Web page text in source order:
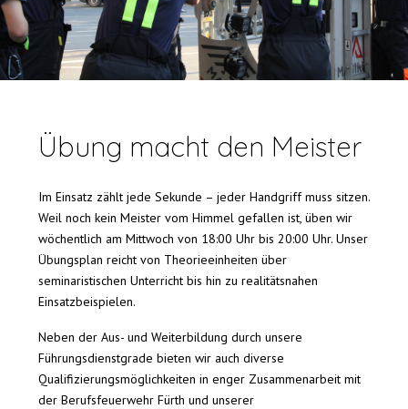
Übung macht den Meister
Im Einsatz zählt jede Sekunde – jeder Handgriff muss sitzen.
Weil noch kein Meister vom Himmel gefallen ist, üben wir
wöchentlich am Mittwoch von 18:00 Uhr bis 20:00 Uhr. Unser
Übungsplan reicht von Theorieeinheiten über
seminaristischen Unterricht bis hin zu realitätsnahen
Einsatzbeispielen.
Neben der Aus- und Weiterbildung durch unsere
Führungsdienstgrade bieten wir auch diverse
Qualifizierungsmöglichkeiten in enger Zusammenarbeit mit
der Berufsfeuerwehr Fürth und unserer